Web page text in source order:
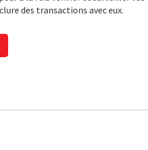
des transactions avec eux.